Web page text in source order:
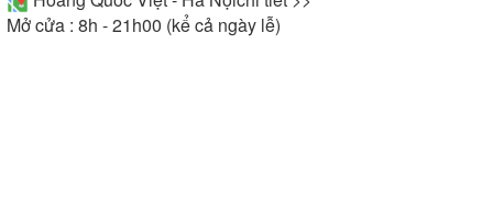
Mở cửa : 8h - 21h00 (kể cả ngày lễ)